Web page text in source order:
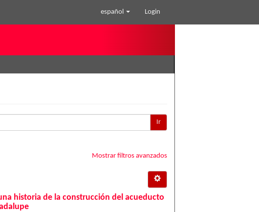
español Login
Ir
Mostrar filtros avanzados
historia de la construcción del acueducto